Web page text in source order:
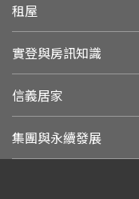
租屋
實登與房訊知識
信義居家
集團與永續發展